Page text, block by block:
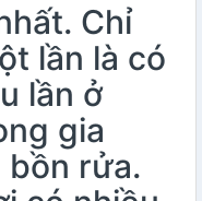
Chỉ
lần là có
lần ở
gia
bồn rửa.